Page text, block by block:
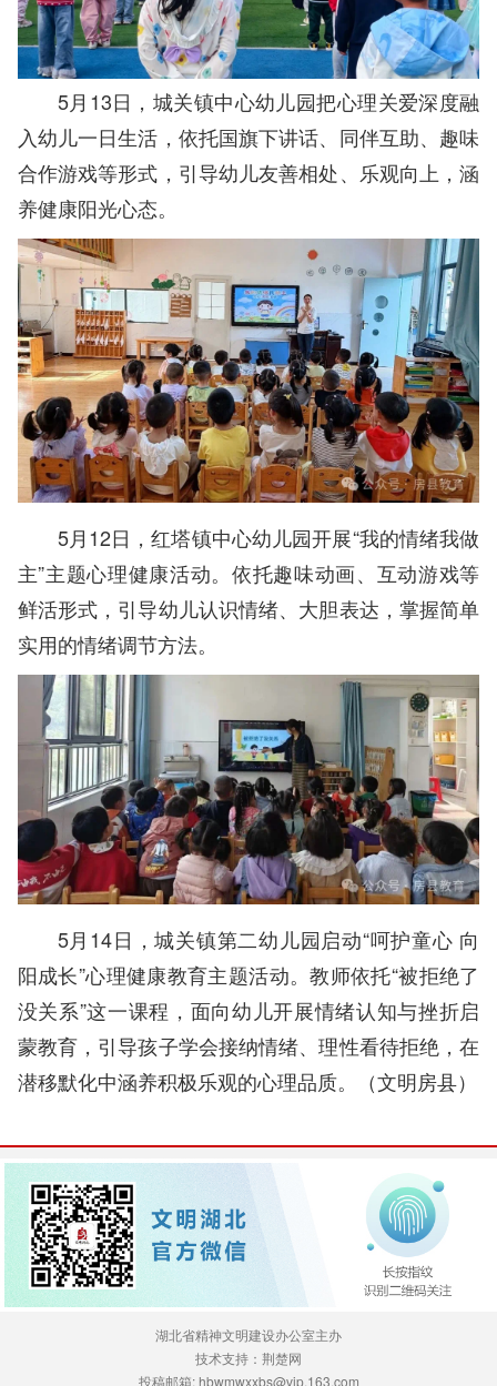
5月13日，城关镇中心幼儿园把心理关爱深度融
入幼儿一日生活，依托国旗下讲话、同伴互助、趣味
合作游戏等形式，引导幼儿友善相处、乐观向上，涵
养健康阳光心态。
5月12日，红塔镇中心幼儿园开展“我的情绪我做
主”主题心理健康活动。依托趣味动画、互动游戏等
鲜活形式，引导幼儿认识情绪、大胆表达，掌握简单
实用的情绪调节方法。
5月14日，城关镇第二幼儿园启动“呵护童心 向
阳成长”心理健康教育主题活动。教师依托“被拒绝了
没关系”这一课程，面向幼儿开展情绪认知与挫折启
蒙教育，引导孩子学会接纳情绪、理性看待拒绝，在
潜移默化中涵养积极乐观的心理品质。（文明房县）
湖北省精神文明建设办公室主办
技术支持：荆楚网
投稿邮箱: hbwmwxxbs@vip.163.com